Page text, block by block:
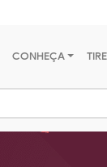
CONHEÇA